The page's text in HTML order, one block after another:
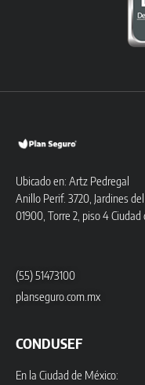
Ubicado en: Artz Pedregal
Anillo Perif. 3720, Jardines
01900, Torre 2, piso 4
(55) 51473100
planseguro.com.mx
CONDUSEF
En la Ciudad de México: